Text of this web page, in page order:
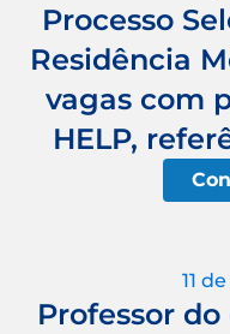
Processo
Residência
vagas com
HELP,
11
Professor